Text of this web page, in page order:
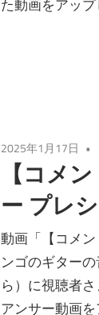
た動画をアッ
2025年1月17日
【コメ
ー プレ
動画「【コメ
ンゴのギター
ら）に視聴者
アンサー動画